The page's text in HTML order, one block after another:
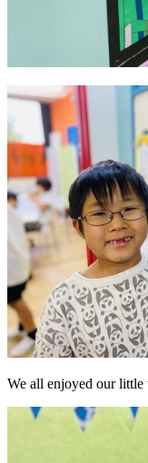
We all enjoyed our